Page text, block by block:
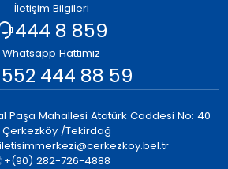
İletişim Bilgileri
444 8 859
Whatsapp Hattımız
444 88 59
Paşa Mahallesi Atatürk Caddesi No: 40
Çerkezköy /Tekirdağ
+(90) 282-726-4888